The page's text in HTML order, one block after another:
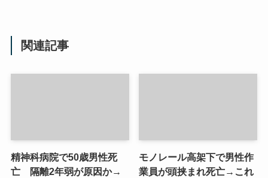
関連記事
精神科病院で50歳男性死
亡 隔離2年弱が原因か→
モノレール高架下で男性作
業員が頭挟まれ死亡→これ